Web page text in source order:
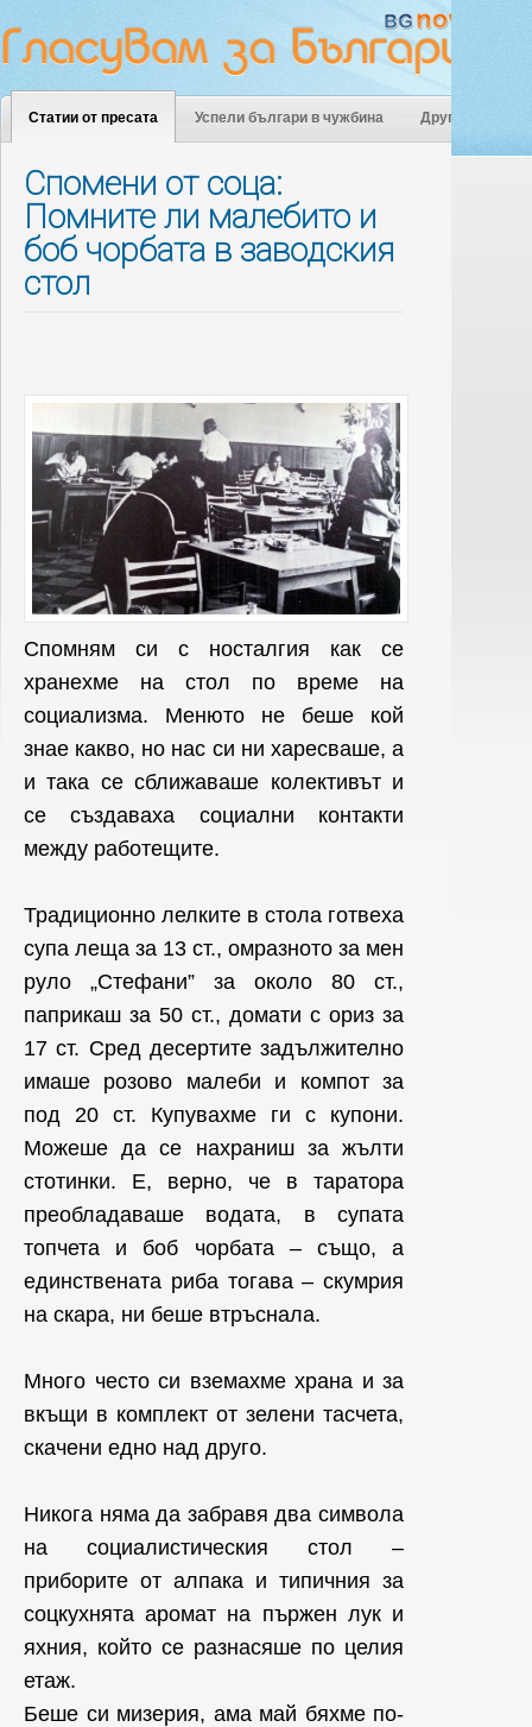
Статии от пресата Успели българи в чужбина Други
Спомени от соца:
Помните ли малебито и
боб чорбата в заводския
стол
Спомням си с носталгия как се
хранехме на стол по време на
социализма. Менюто не беше кой
знае какво, но нас си ни харесваше, а
и така се сближаваше колективът и
се създаваха социални контакти
между работещите.
Традиционно лелките в стола готвеха
супа леща за 13 ст., омразното за мен
руло „Стефани” за около 80 ст.,
паприкаш за 50 ст., домати с ориз за
17 ст. Сред десертите задължително
имаше розово малеби и компот за
под 20 ст. Купувахме ги с купони.
Можеше да се нахраниш за жълти
стотинки. Е, верно, че в таратора
преобладаваше водата, в супата
топчета и боб чорбата – също, а
единствената риба тогава – скумрия
на скара, ни беше втръснала.
Много често си вземахме храна и за
вкъщи в комплект от зелени тасчета,
скачени едно над друго.
Никога няма да забравя два символа
на социалистическия стол –
приборите от алпака и типичния за
соцкухнята аромат на пържен лук и
яхния, който се разнасяше по целия
етаж.
Беше си мизерия, ама май бяхме по-